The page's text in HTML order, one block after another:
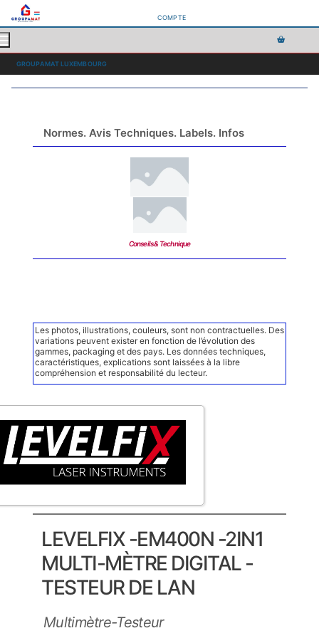
COMPTE
GROUPAMAT LUXEMBOURG
Normes. Avis Techniques. Labels. Infos
Conseils & Technique
Les photos, illustrations, couleurs, sont non contractuelles. Des
variations peuvent exister en fonction de l’évolution des
gammes, packaging et des pays. Les données techniques,
caractéristiques, explications sont laissées à la libre
compréhension et responsabilité du lecteur.
LEVELFIX -EM400N -2IN1
MULTI-MÈTRE DIGITAL -
TESTEUR DE LAN
Multimètre-Testeur